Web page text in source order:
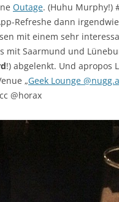
Outage. (Huhu Murphy!)
Refreshe dann
mit einem sehr
mit Saarmund und
!) abgelenkt. Und apropos
„Geek Lounge
@horax